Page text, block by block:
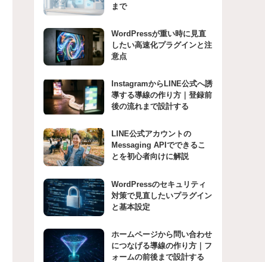
まで
WordPressが重い時に見直
したい高速化プラグインと注
意点
InstagramからLINE公式へ誘
導する導線の作り方｜登録前
後の流れまで設計する
LINE公式アカウントの
Messaging APIでできるこ
とを初心者向けに解説
WordPressのセキュリティ
対策で見直したいプラグイン
と基本設定
ホームページから問い合わせ
につなげる導線の作り方｜フ
ォームの前後まで設計する